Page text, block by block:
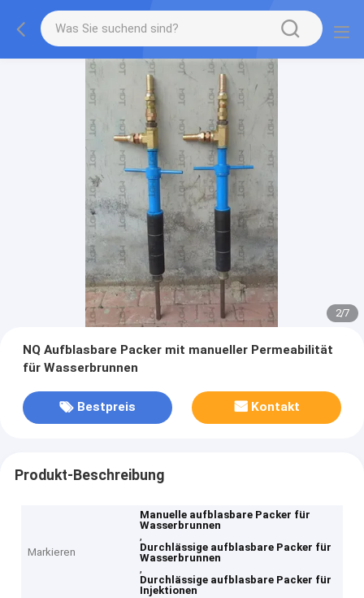
2/7
NQ Aufblasbare Packer mit manueller Permeabilität
für Wasserbrunnen
Bestpreis Kontakt
Produkt-Beschreibung
Markieren
Manuelle aufblasbare Packer für
Wasserbrunnen
,
Durchlässige aufblasbare Packer für
Wasserbrunnen
,
Durchlässige aufblasbare Packer für
Injektionen